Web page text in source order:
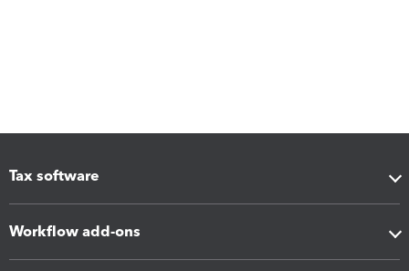
Tax software
Workflow add-ons